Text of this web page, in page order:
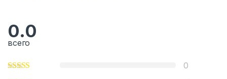
0.0
всего
0